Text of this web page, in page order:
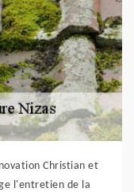
Christian et
l'entretien de la